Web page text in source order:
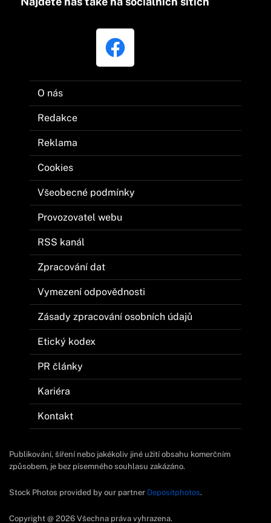
O nás
Redakce
Reklama
Cookies
Všeobecné podmínky
Provozovatel webu
RSS kanál
Zpracování dat
Vymezení odpovědnosti
Zásady zpracování osobních údajů
Etický kodex
PR články
Kariéra
Kontakt
Publikování, šíření nebo jakékoliv jiné užití obsahu komerčním
způsobem, je bez písemného souhlasu zakázáno.
Stock Photos provided by our partner Depositphotos.
Copyright @ 2026 Všechna práva vyhrazena.